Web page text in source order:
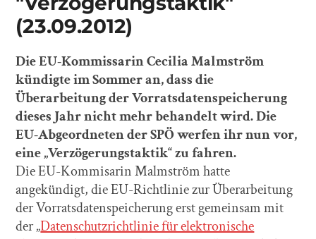
(23.09.2012)
Die EU-Kommissarin Cecilia Malmström
kündigte im Sommer an, dass die
Überarbeitung der Vorratsdatenspeicherung
dieses Jahr nicht mehr behandelt wird. Die
EU-Abgeordneten der SPÖ werfen ihr nun vor,
eine „Verzögerungstaktik“ zu fahren.
Die EU-Kommisarin Malmström hatte
angekündigt, die EU-Richtlinie zur Überarbeitung
der Vorratsdatenspeicherung erst gemeinsam mit
der „Datenschutzrichtlinie für elektronische